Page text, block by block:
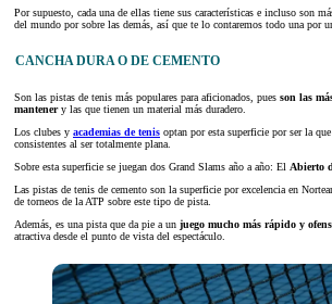
Por supuesto, cada una de ellas tiene sus características e incluso son
del mundo por sobre las demás, así que te lo contaremos todo una por
CANCHA DURA O DE CEMENTO
Son las pistas de tenis más populares para aficionados, pues son las
mantenery las que tienen un material más duradero.
Los clubes y academias de tenis optan por esta superficie por ser la
consistentes al ser totalmente plana.
Sobre esta superficie se juegan dos Grand Slams año a año: El Abierto
Las pistas de tenis de cemento son la superficie por excelencia en
de torneos de la ATP sobre este tipo de pista.
Además, es una pista que da pie a un juego mucho más rápido y
atractiva desde el punto de vista del espectáculo.